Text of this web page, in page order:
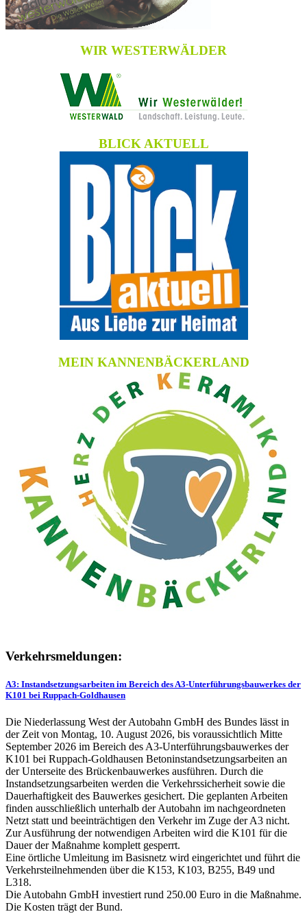
WIR WESTERWÄLDER
BLICK AKTUELL
MEIN KANNENBÄCKERLAND
Verkehrsmeldungen:
A3: Instandsetzungsarbeiten im Bereich des A3-Unterführungsbauwerkes der
K101 bei Ruppach-Goldhausen
Die Niederlassung West der Autobahn GmbH des Bundes lässt in
der Zeit von Montag, 10. August 2026, bis voraussichtlich Mitte
September 2026 im Bereich des A3-Unterführungsbauwerkes der
K101 bei Ruppach-Goldhausen Betoninstandsetzungsarbeiten an
der Unterseite des Brückenbauwerkes ausführen. Durch die
Instandsetzungsarbeiten werden die Verkehrssicherheit sowie die
Dauerhaftigkeit des Bauwerkes gesichert. Die geplanten Arbeiten
finden ausschließlich unterhalb der Autobahn im nachgeordneten
Netzt statt und beeinträchtigen den Verkehr im Zuge der A3 nicht.
Zur Ausführung der notwendigen Arbeiten wird die K101 für die
Dauer der Maßnahme komplett gesperrt.
Eine örtliche Umleitung im Basisnetz wird eingerichtet und führt die
Verkehrsteilnehmenden über die K153, K103, B255, B49 und
L318.
Die Autobahn GmbH investiert rund 250.00 Euro in die Maßnahme.
Die Kosten trägt der Bund.